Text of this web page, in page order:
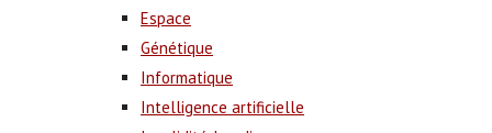
Espace
Génétique
Informatique
Intelligence artificielle